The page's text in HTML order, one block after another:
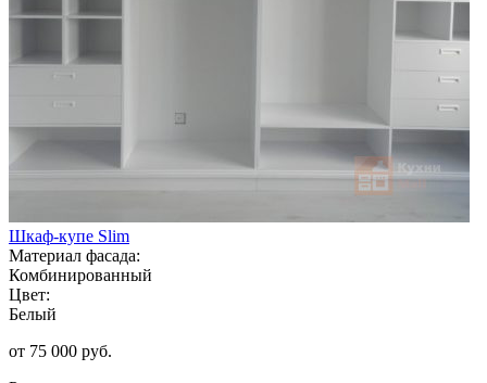
Шкаф-купе Slim
Материал фасада:
Комбинированный
Цвет:
Белый
от 75 000 руб.